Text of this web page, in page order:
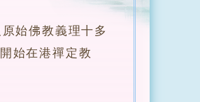
始佛教義理十多
始在港禪定教